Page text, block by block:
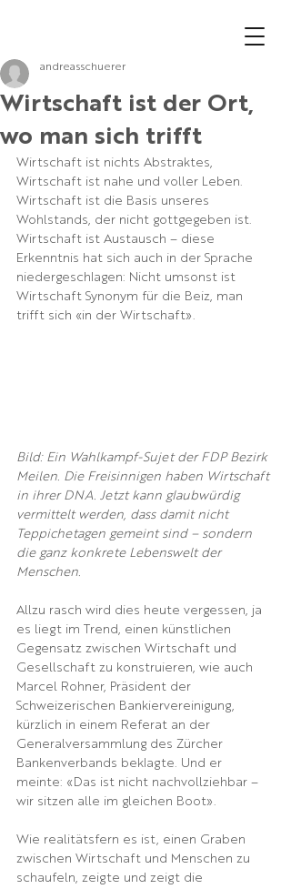
Wirtschaft ist der Ort,
wo man sich trifft
andreasschuerer
Wirtschaft ist nichts Abstraktes,
Wirtschaft ist nahe und voller Leben.
Wirtschaft ist die Basis unseres
Wohlstands, der nicht gottgegeben ist.
Wirtschaft ist Austausch – diese
Erkenntnis hat sich auch in der Sprache
niedergeschlagen: Nicht umsonst ist
Wirtschaft Synonym für die Beiz, man
trifft sich «in der Wirtschaft».
Bild: Ein Wahlkampf-Sujet der FDP Bezirk
Meilen. Die Freisinnigen haben Wirtschaft
in ihrer DNA. Jetzt kann glaubwürdig
vermittelt werden, dass damit nicht
Teppichetagen gemeint sind – sondern
die ganz konkrete Lebenswelt der
Menschen.
Allzu rasch wird dies heute vergessen, ja
es liegt im Trend, einen künstlichen
Gegensatz zwischen Wirtschaft und
Gesellschaft zu konstruieren, wie auch
Marcel Rohner, Präsident der
Schweizerischen Bankiervereinigung,
kürzlich in einem Referat an der
Generalversammlung des Zürcher
Bankenverbands beklagte. Und er
meinte: «Das ist nicht nachvollziehbar –
wir sitzen alle im gleichen Boot».
Wie realitätsfern es ist, einen Graben
zwischen Wirtschaft und Menschen zu
schaufeln, zeigte und zeigt die